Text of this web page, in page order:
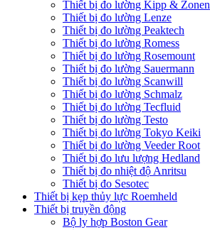
Thiết bị đo lường Kipp & Zonen
Thiết bị đo lường Lenze
Thiết bị đo lường Peaktech
Thiết bị đo lường Romess
Thiết bị đo lường Rosemount
Thiết bị đo lường Sauermann
Thiết bị đo lường Scanwill
Thiết bị đo lường Schmalz
Thiết bị đo lường Tecfluid
Thiết bị đo lường Testo
Thiết bị đo lường Tokyo Keiki
Thiết bị đo lường Veeder Root
Thiết bị đo lưu lượng Hedland
Thiết bị đo nhiệt độ Anritsu
Thiết bị đo Sesotec
Thiết bị kẹp thủy lực Roemheld
Thiết bị truyền động
Bộ ly hợp Boston Gear